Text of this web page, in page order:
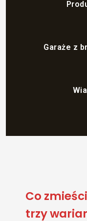
Garaże z
Co
trzy